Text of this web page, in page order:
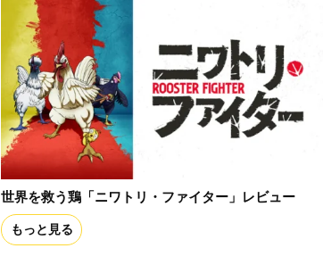
世界を救う鶏「ニワトリ・ファイター」レビュー
もっと見る